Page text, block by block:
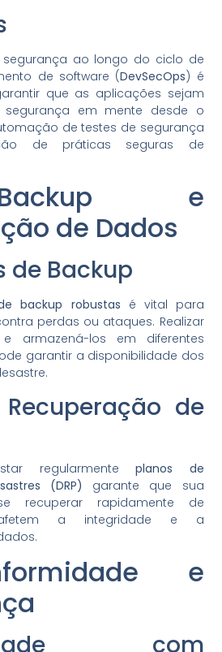
ao longo do ciclo de
de software (DevSecOps) é
que as aplicações sejam
segurança em mente desde o
de testes de segurança
de práticas seguras de
e
de Dados
de Backup
backup robustas é vital para
perdas ou ataques. Realizar
armazená-los em diferentes
garantir a disponibilidade dos
de
regularmenteplanos de
(DRP)
garante que sua
recuperar rapidamente de
a integridade e a
e
com